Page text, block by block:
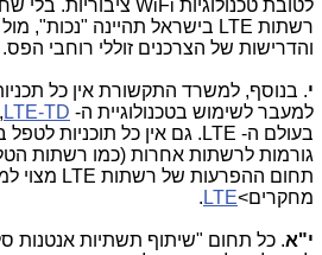
לטובת טכנולוגיות WiFi ציבוריות. בלי
רשתות LTE בישראל תהיינה "נכות",
והדרישות של הצרכנים זוללי רוחבי הפס.
י. בנוסף, למשרד התקשורת אין כל
למעבר לשימוש בטכנולוגיית ה- LTE-TD
בעולם ה- LTE . גם אין כל תוכניות
גורמות לרשתות אחרות (כמו רשתות
תחום ההפרעות של רשתות LTE מצוי
מחקרים>LTE
.
י"א. כל תחום "שיתוף תשתיות אנטנות